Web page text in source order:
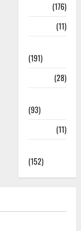
(176)
(11)
(191)
(28)
(93)
(11)
(152)